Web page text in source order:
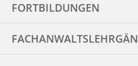
FORTBILDUNGEN